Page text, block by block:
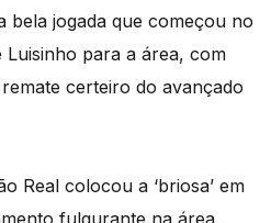
bela jogada que começou no
para a área, com
certeiro do avançado
Real colocou a ‘briosa’ em
fulgurante na área,